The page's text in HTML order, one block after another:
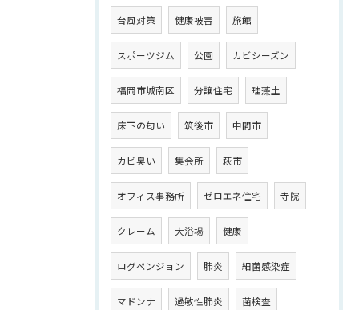
台風対策 健康被害 旅館
スポーツジム 公園 カビシーズン
福岡市城南区 分譲住宅 珪藻土
床下の匂い 筑後市 中間市
カビ臭い 集会所 萩市
オフィス事務所 ゼロエネ住宅 寺院
クレーム 大浴場 健康
ログペンジョン 肺炎 細菌感染症
マドンナ 過敏性肺炎 菌検査